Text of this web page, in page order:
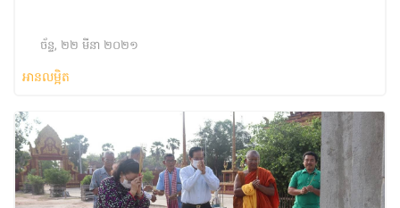
ច័ន្ទ, ២២ មីនា ២០២១
អានលម្អិត